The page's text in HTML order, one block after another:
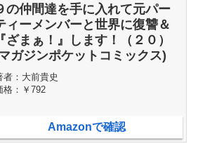
の仲間達を手に入れて元パー
ィーメンバーと世界に復讐＆
『ざまぁ！』します！（２０）
ガジンポケットコミックス)
者： 大前貴史
格： ￥792
Amazonで確認